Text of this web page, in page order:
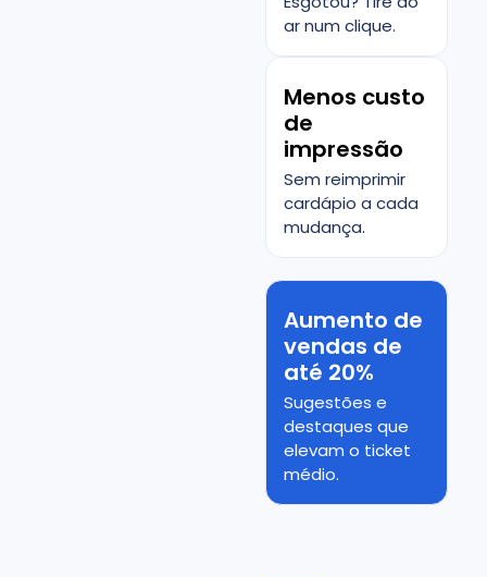
ar num clique.
Menos custo
de
impressão
Sem reimprimir
cardápio a cada
mudança.
Aumento de
vendas de
até 20%
Sugestões e
destaques que
elevam o ticket
médio.